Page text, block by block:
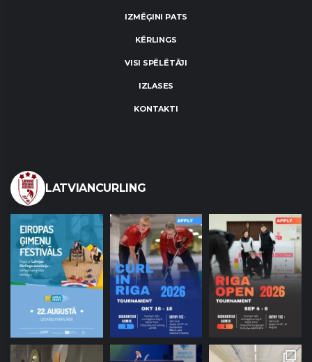
IZMĒĢINI PATS
KĒRLINGS
VISI SPĒLĒTĀJI
IZLASES
KONTAKTI
LATVIANCURLING